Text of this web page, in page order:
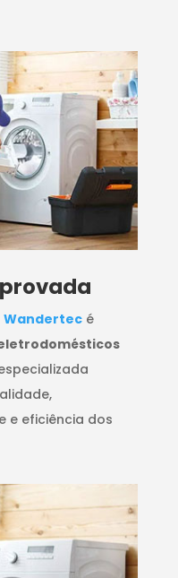
Wandertecé
e eficiência dos